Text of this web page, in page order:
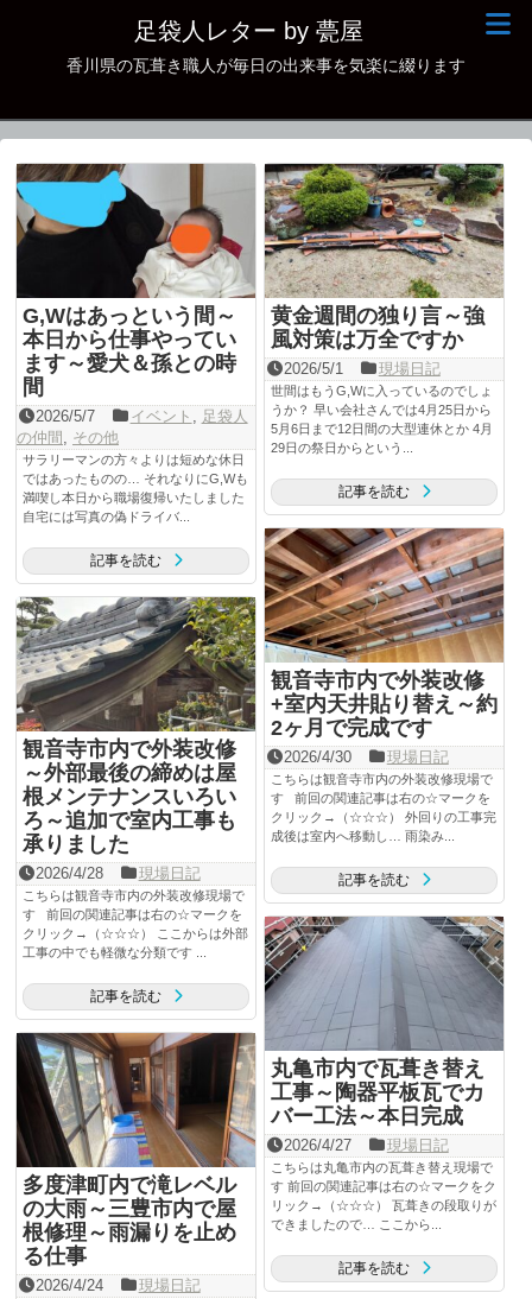
足袋人レター by 甍屋
香川県の瓦葺き職人が毎日の出来事を気楽に綴ります
G,Wはあっという間～
本日から仕事やってい
ます～愛犬＆孫との時
間
2026/5/7 イベント , 足袋人
の仲間 , その他
サラリーマンの方々よりは短めな休日
ではあったものの… それなりにG,Wも
満喫し本日から職場復帰いたしました
自宅には写真の偽ドライバ...
記事を読む
黄金週間の独り言～強
風対策は万全ですか
2026/5/1 現場日記
世間はもうG,Wに入っているのでしょ
うか？ 早い会社さんでは4月25日から
5月6日まで12日間の大型連休とか 4月
29日の祭日からという...
記事を読む
観音寺市内で外装改修
+室内天井貼り替え～約
2ヶ月で完成です
2026/4/30 現場日記
こちらは観音寺市内の外装改修現場で
す 前回の関連記事は右の☆マークを
クリック→（☆☆☆） 外回りの工事完
成後は室内へ移動し… 雨染み...
記事を読む
観音寺市内で外装改修
～外部最後の締めは屋
根メンテナンスいろい
ろ～追加で室内工事も
承りました
2026/4/28 現場日記
こちらは観音寺市内の外装改修現場で
す 前回の関連記事は右の☆マークを
クリック→（☆☆☆） ここからは外部
工事の中でも軽微な分類です ...
記事を読む
丸亀市内で瓦葺き替え
工事～陶器平板瓦でカ
バー工法～本日完成
2026/4/27 現場日記
こちらは丸亀市内の瓦葺き替え現場で
す 前回の関連記事は右の☆マークをク
リック→（☆☆☆） 瓦葺きの段取りが
できましたので… ここから...
記事を読む
多度津町内で滝レベル
の大雨～三豊市内で屋
根修理～雨漏りを止め
る仕事
2026/4/24 現場日記
現場日記
新作瓦
古瓦
足袋人の仲間
本日の一品
その他